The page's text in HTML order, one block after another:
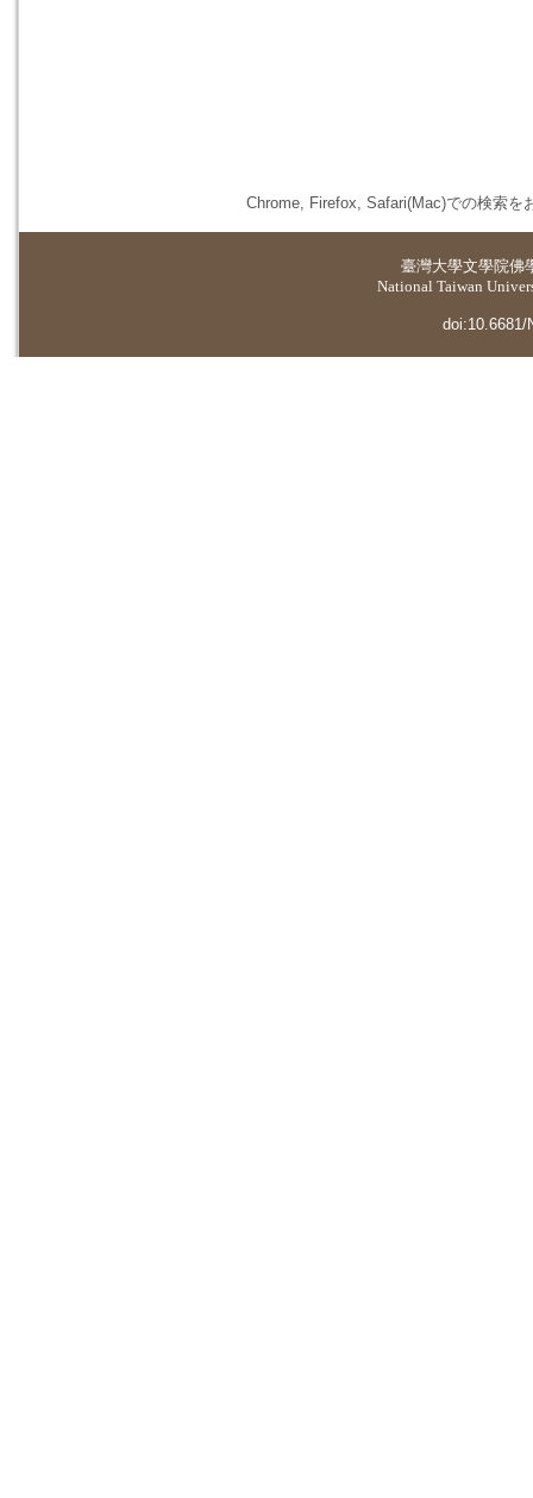
Chrome, Firefox, Safari(Mac)での検索を
臺灣大學文學院佛
National Taiwan
doi:10.6681/